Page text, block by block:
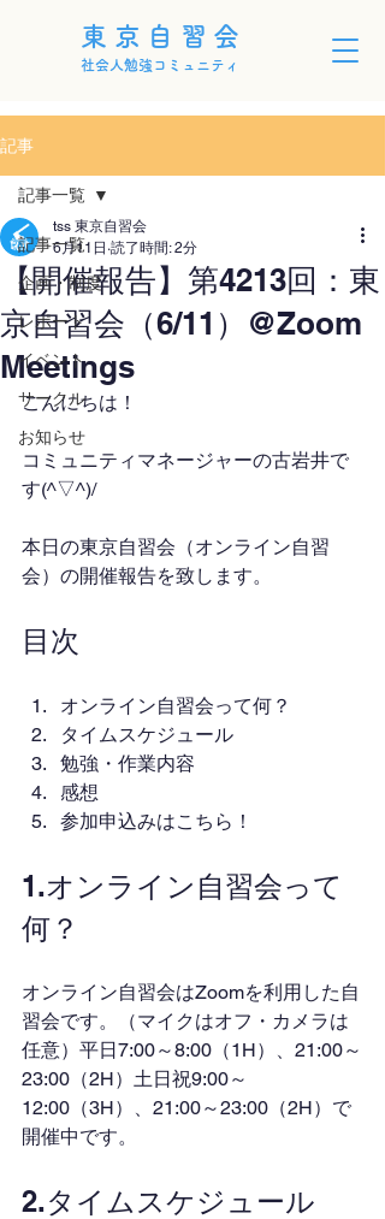
東京自習会
社会人勉強コミュニティ
記事
記事一覧
企画・制度
レポート
イベント
サークル
お知らせ
記事一覧
【開催報告】第4213回：東
京自習会（6/11）@Zoom
Meetings
tss 東京自習会
6月11日 読了時間: 2分
こんにちは！
コミュニティマネージャーの古岩井で
す(^▽^)/
本日の東京自習会（オンライン自習
会）の開催報告を致します。
目次
オンライン自習会って何？
タイムスケジュール
勉強・作業内容
感想
参加申込みはこちら！
1.オンライン自習会って
何？
オンライン自習会はZoomを利用した自
習会です。（マイクはオフ・カメラは
任意）平日7:00～8:00（1H）、21:00～
23:00（2H）土日祝9:00～
12:00（3H）、21:00～23:00（2H）で
開催中です。
2.タイムスケジュール